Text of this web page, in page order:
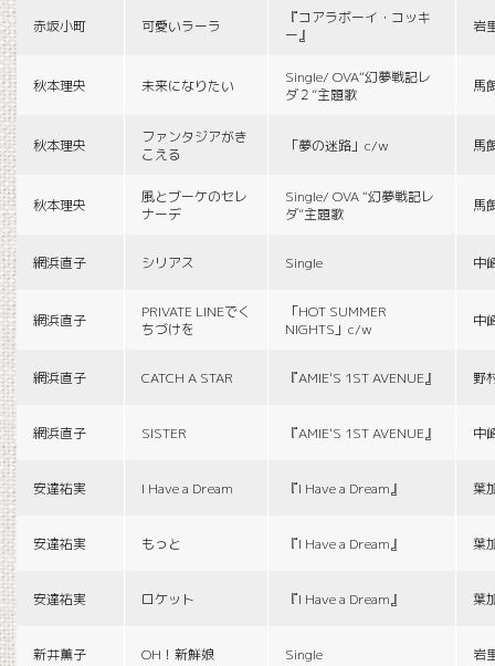
赤坂小町 可愛いラーラ
『コアラボーイ・コッキ
ー』
岩
秋本理央 未来になりたい
Single/ OVA“幻夢戦記レ
ダ２”主題歌
馬
秋本理央
ファンタジアがき
こえる
「夢の迷路」c/w 馬
秋本理央
風とブーケのセレ
ナーデ
Single/ OVA “幻夢戦記レ
ダ”主題歌
馬
網浜直子 シリアス Single 中
網浜直子
PRIVATE LINEでく
ちづけを
「HOT SUMMER
NIGHTS」c/w
中
網浜直子 CATCH A STAR 『AMIE'S 1ST AVENUE』 野
網浜直子 SISTER 『AMIE'S 1ST AVENUE』 中
安達祐実 I Have a Dream 『I Have a Dream』 葉
安達祐実 もっと 『I Have a Dream』 葉
安達祐実 ロケット 『I Have a Dream』 葉
新井薫子 OH！新鮮娘 Single 岩